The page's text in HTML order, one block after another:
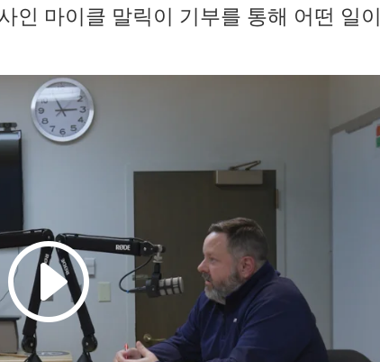
인 마이클 말릭이 기부를 통해 어떤 일이